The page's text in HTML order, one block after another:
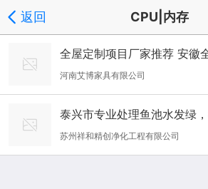
返回 CPU|内存
全屋定制项目厂家推荐 安徽
河南艾博家具有限公司
泰兴市专业处理鱼池水发绿
恼问题
苏州祥和精创净化工程有限公司